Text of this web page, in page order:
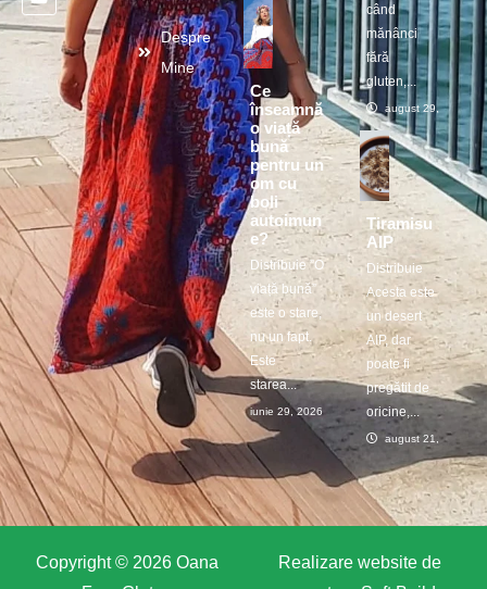
Despre
Mine
Ce
înseamnă
o viață
bună
pentru un
om cu
boli
autoimun
e?
Distribuie ”O
viață bună”
este o stare,
nu un fapt.
Este
starea...
iunie 29, 2026
când
mănânci
fără
gluten,...
august 29, 2025
Tiramisu
AIP
Distribuie
Acesta este
un desert
AIP, dar
poate fi
pregătit de
oricine,...
august 21, 2025
Copyright © 2026 Oana
Realizare website de